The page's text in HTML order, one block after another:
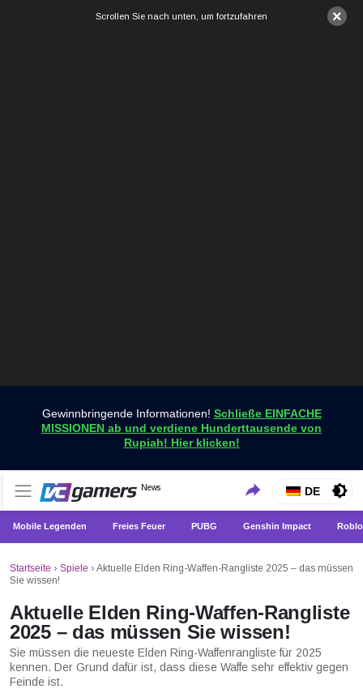
×
Scrollen Sie nach unten, um fortzufahren
Gewinnbringende Informationen! Schließe EINFACHE
MISSIONEN ab und verdiene Hunderttausende von
Rupiah! Hier klicken!
VCGamers-Neuigkeiten
News
Holen Sie sich die neuesten Spielnachrichten nur bei
VCGamers
DE
Mobile Legenden Freies Feuer PUBG Genshin Impact
Startseite › Spiele › Aktuelle Elden Ring-Waffen-Rangliste 2025 – das müssen
Sie wissen!
Aktuelle Elden Ring-Waffen-Rangliste
2025 – das müssen Sie wissen!
Sie müssen die neueste Elden Ring-Waffenrangliste für 2025
kennen. Der Grund dafür ist, dass diese Waffe sehr effektiv gegen
Feinde ist.